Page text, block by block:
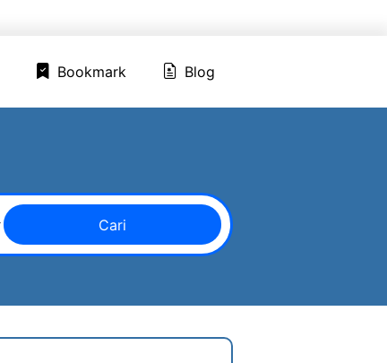
Bookmark Blog
Cari